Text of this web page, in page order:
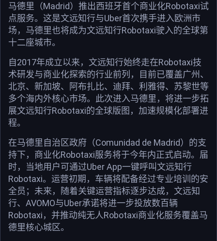
马德里（Madrid）推出西班牙首个商业化Robotaxi试
点服务。这是文远知行与Uber首次携手进入欧洲市
场，马德里也将成为文远知行Robotaxi驶入的全球第
十二座城市。
自2017年成立以来，文远知行始终走在Robotaxi技
术研发与商业化探索的行业前列，目前已覆盖广州、
北京、新加坡、阿布扎比、迪拜、利雅得、苏黎世等
多个海内外核心市场。此次进入马德里，将进一步拓
展文远知行Robotaxi的全球版图，加速规模化部署进
程。
在马德里自治区政府（Comunidad de Madrid）的支
持下，商业化Robotaxi服务将于今年内正式启动。届
时，当地用户可通过Uber App一键呼叫文远知行
Robotaxi。运营初期，车辆将配备经过专业培训的安
全员；未来，随着关键运营指标逐步达成，文远知
行、AVOMO与Uber承诺将进一步投放数百辆
Robotaxi，并推动纯无人Robotaxi商业化服务覆盖马
德里核心城区。